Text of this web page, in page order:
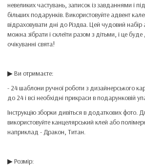
невеликих частувань, записок із завданнями і
більших подарунків. Використовуйте адвент
відраховувати дні до Різдва. Цей чудовий
можна зібрати і склеїти разом з дітьми, і це
очікуванні свята!
▶ Ви отримаєте:
- 24 шаблони ручної роботи з дизайнерського
до 24 і всі необхідні прикраси в подарунковій
Інструкцію зборки дивіться в додаткових фото.
використовуйте канцелярський клей або
наприклад - Дракон, Титан.
▶ Розмір: